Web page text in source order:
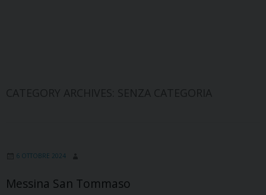
6 OTTOBRE 2024
Messina San Tommaso